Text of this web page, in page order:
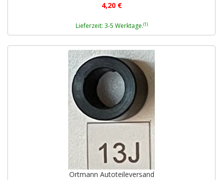
4,20 €
Lieferzeit: 3-5 Werktage.(1)
Ortmann Autoteileversand